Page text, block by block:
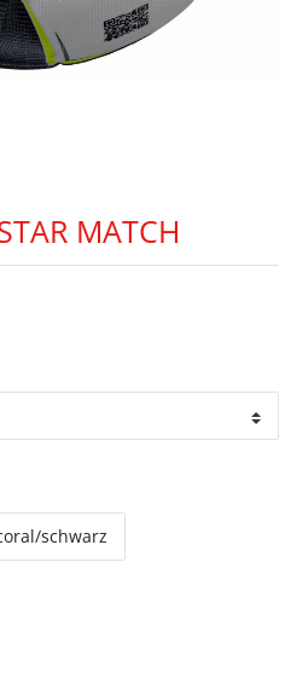
MATCH
schwarz